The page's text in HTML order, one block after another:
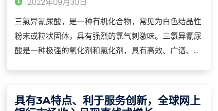
三氯异氰尿酸，是一种有机化合物，常见为白色结晶性
粉末或粒状固体，具有强烈的氯气刺激味。三氯异氰尿
酸是一种极强的氧化剂和氯化剂，具有高效、广谱、较
具有3A特点、利于服务创新，全球网上